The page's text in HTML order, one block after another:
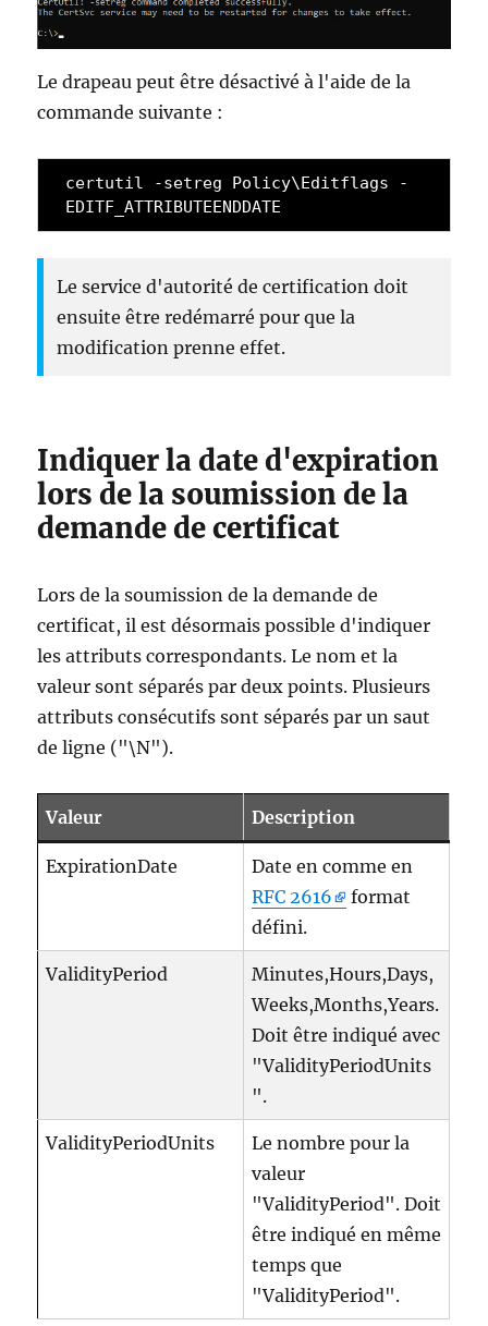
Le drapeau peut être désactivé à l'aide de la
commande suivante :
certutil -setreg Policy\Editflags -
EDITF_ATTRIBUTEENDDATE
Le service d'autorité de certification doit
ensuite être redémarré pour que la
modification prenne effet.
Indiquer la date d'expiration
lors de la soumission de la
demande de certificat
Lors de la soumission de la demande de
certificat, il est désormais possible d'indiquer
les attributs correspondants. Le nom et la
valeur sont séparés par deux points. Plusieurs
attributs consécutifs sont séparés par un saut
de ligne ("\N").
Valeur Description
ExpirationDate
Date en comme en
RFC 2616
format
défini.
ValidityPeriod
Minutes,Hours,Days,
Weeks,Months,Years.
Doit être indiqué avec
"ValidityPeriodUnits
".
ValidityPeriodUnits
Le nombre pour la
valeur
"ValidityPeriod". Doit
être indiqué en même
temps que
"ValidityPeriod".